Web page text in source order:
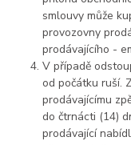
smlouvy může
provozovny
prodávajícího -
V případě
od počátku ruší.
prodávajícímu
do čtrnácti (14)
prodávající